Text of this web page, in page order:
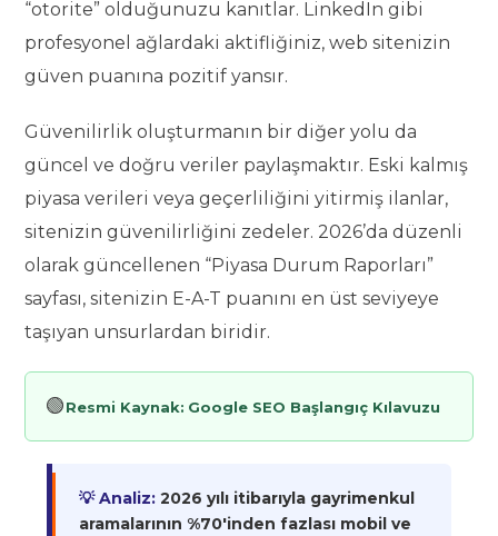
“otorite” olduğunuzu kanıtlar. LinkedIn gibi
profesyonel ağlardaki aktifliğiniz, web sitenizin
güven puanına pozitif yansır.
Güvenilirlik oluşturmanın bir diğer yolu da
güncel ve doğru veriler paylaşmaktır. Eski kalmış
piyasa verileri veya geçerliliğini yitirmiş ilanlar,
sitenizin güvenilirliğini zedeler. 2026’da düzenli
olarak güncellenen “Piyasa Durum Raporları”
sayfası, sitenizin E-A-T puanını en üst seviyeye
taşıyan unsurlardan biridir.
🟢Resmi Kaynak: Google SEO Başlangıç Kılavuzu
💡 Analiz: 2026 yılı itibarıyla gayrimenkul
aramalarının %70'inden fazlası mobil ve